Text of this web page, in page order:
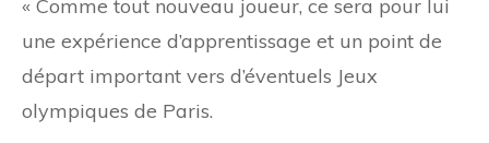
« Comme tout nouveau joueur, ce sera pour lui
une expérience d’apprentissage et un point de
départ important vers d’éventuels Jeux
olympiques de Paris.